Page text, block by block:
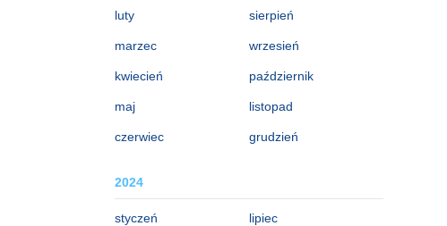
luty
marzec
kwiecień
maj
czerwiec
sierpień
wrzesień
październik
listopad
grudzień
2024
styczeń lipiec